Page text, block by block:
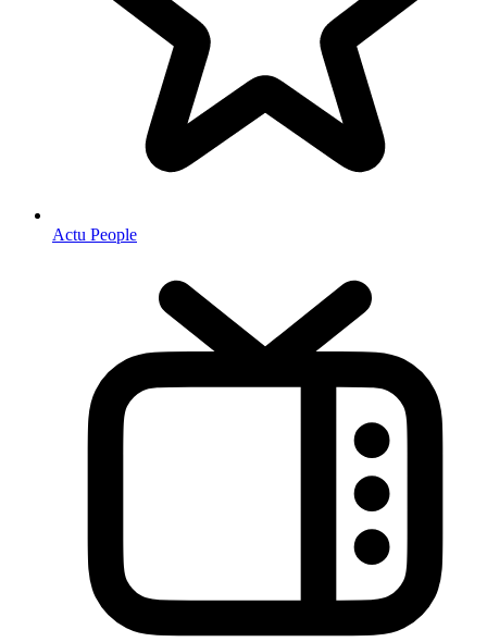
Actu People